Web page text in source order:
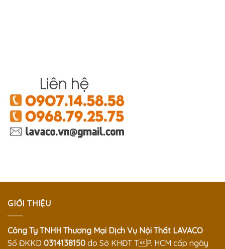
GIỚI THIỆU
Công Ty TNHH Thương Mại Dịch Vụ Nội Thất LAVACO
Số ĐKKD 0314138150 do Sở KHĐT TP. HCM cấp ngày